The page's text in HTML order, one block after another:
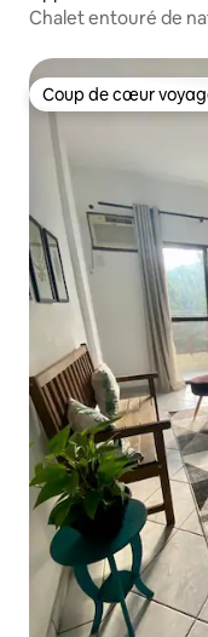
Chalet entouré de
Coup de cœur
Coup de cœur